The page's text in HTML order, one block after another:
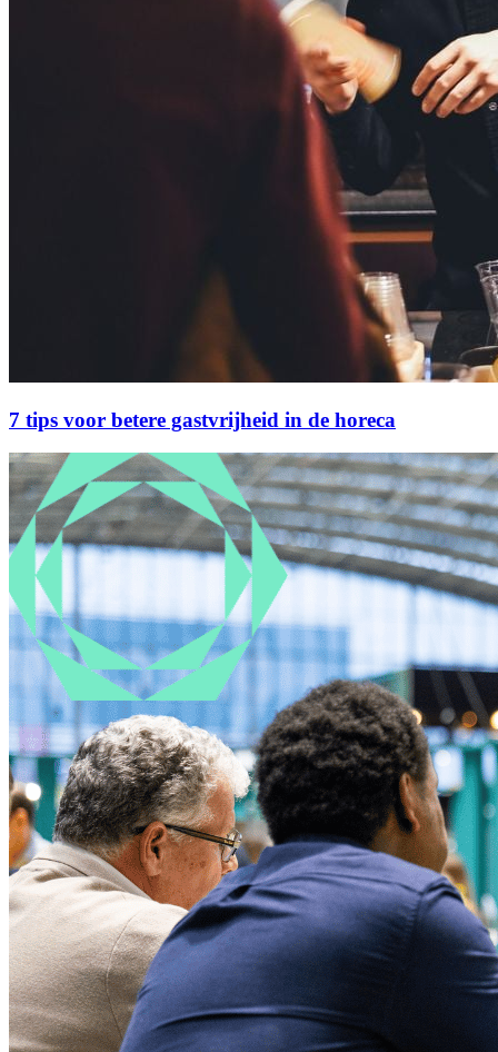
7 tips voor betere gastvrijheid in de horeca